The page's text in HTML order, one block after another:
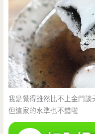
我是覺得雖然比不上金門談
但這家的水準也不錯啦